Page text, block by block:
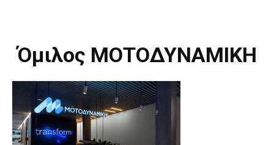
Όμιλος ΜΟΤΟΔΥΝΑΜΙΚΗ